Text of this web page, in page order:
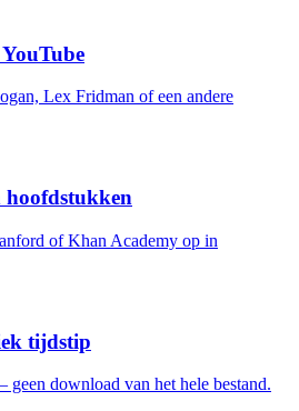
Lex Fridman of een andere
hoofdstukken
of Khan Academy op in
tijdstip
download van het hele bestand.